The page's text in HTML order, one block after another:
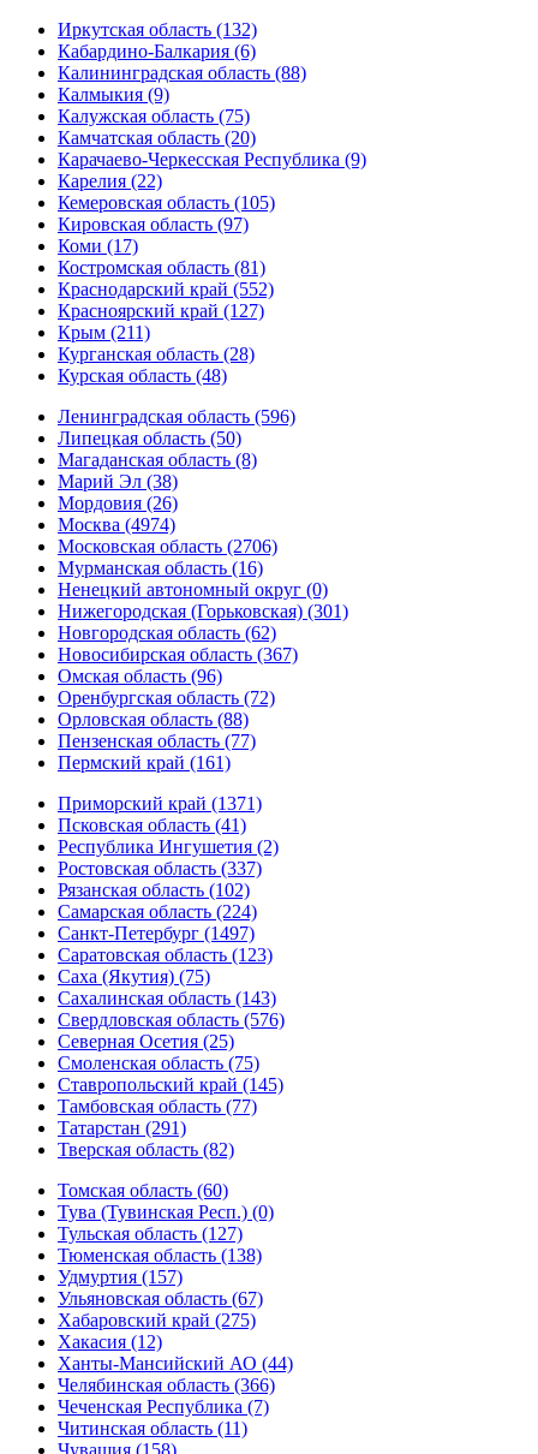
Иркутская область (132)
Кабардино-Балкария (6)
Калининградская область (88)
Калмыкия (9)
Калужская область (75)
Камчатская область (20)
Карачаево-Черкесская Республика (9)
Карелия (22)
Кемеровская область (105)
Кировская область (97)
Коми (17)
Костромская область (81)
Краснодарский край (552)
Красноярский край (127)
Крым (211)
Курганская область (28)
Курская область (48)
Ленинградская область (596)
Липецкая область (50)
Магаданская область (8)
Марий Эл (38)
Мордовия (26)
Москва (4974)
Московская область (2706)
Мурманская область (16)
Ненецкий автономный округ (0)
Нижегородская (Горьковская) (301)
Новгородская область (62)
Новосибирская область (367)
Омская область (96)
Оренбургская область (72)
Орловская область (88)
Пензенская область (77)
Пермский край (161)
Приморский край (1371)
Псковская область (41)
Республика Ингушетия (2)
Ростовская область (337)
Рязанская область (102)
Самарская область (224)
Санкт-Петербург (1497)
Саратовская область (123)
Саха (Якутия) (75)
Сахалинская область (143)
Свердловская область (576)
Северная Осетия (25)
Смоленская область (75)
Ставропольский край (145)
Тамбовская область (77)
Татарстан (291)
Тверская область (82)
Томская область (60)
Тува (Тувинская Респ.) (0)
Тульская область (127)
Тюменская область (138)
Удмуртия (157)
Ульяновская область (67)
Хабаровский край (275)
Хакасия (12)
Ханты-Мансийский АО (44)
Челябинская область (366)
Чеченская Республика (7)
Читинская область (11)
Чувашия (158)